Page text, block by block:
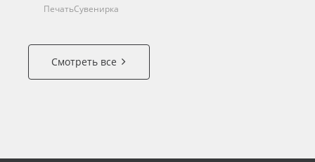
ПечатьСувенирка
Смотреть все